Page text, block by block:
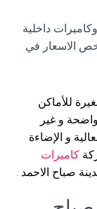
داخلية
الاسعار في
للأماكن
و غير
و الإضاءة
كاميرات
صباح الاحمد .